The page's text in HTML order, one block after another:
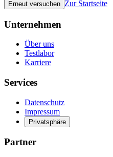
Erneut versuchen Zur Startseite
Unternehmen
Über uns
Testlabor
Karriere
Services
Datenschutz
Impressum
Privatsphäre
Partner